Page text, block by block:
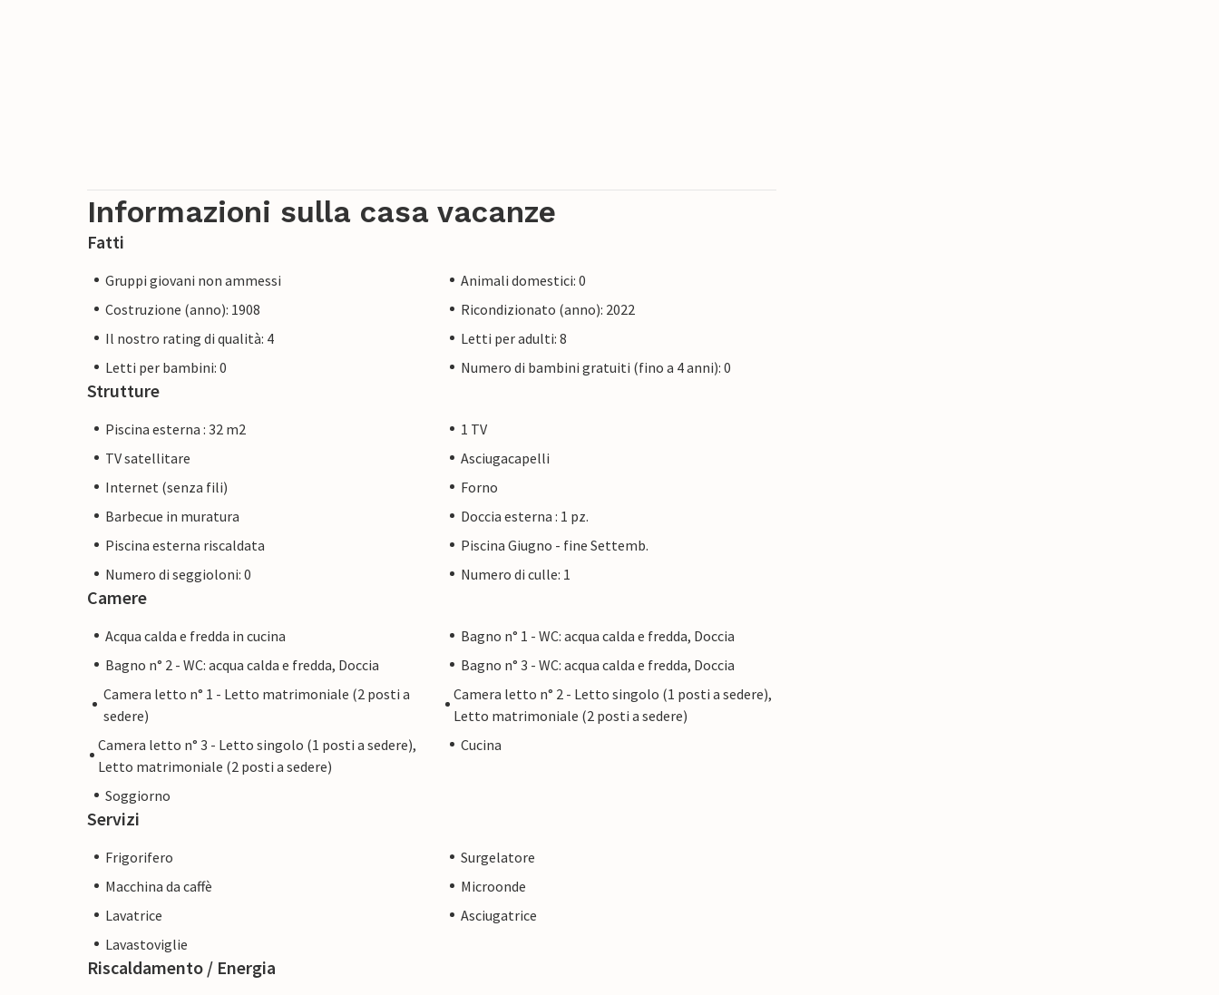
Informazioni sulla casa vacanze
Fatti
Gruppi giovani non ammessi
Animali domestici: 0
Costruzione (anno): 1908
Ricondizionato (anno): 2022
Il nostro rating di qualità: 4
Letti per adulti: 8
Letti per bambini: 0
Numero di bambini gratuiti (fino a 4 anni): 0
Strutture
Piscina esterna : 32 m2
1 TV
TV satellitare
Asciugacapelli
Internet (senza fili)
Forno
Barbecue in muratura
Doccia esterna : 1 pz.
Piscina esterna riscaldata
Piscina Giugno - fine Settemb.
Numero di seggioloni: 0
Numero di culle: 1
Camere
Acqua calda e fredda in cucina
Bagno n° 1 - WC: acqua calda e fredda, Doccia
Bagno n° 2 - WC: acqua calda e fredda, Doccia
Bagno n° 3 - WC: acqua calda e fredda, Doccia
Camera letto n° 1 - Letto matrimoniale (2 posti a
sedere)
Camera letto n° 2 - Letto singolo (1 posti a sedere),
Letto matrimoniale (2 posti a sedere)
Camera letto n° 3 - Letto singolo (1 posti a sedere),
Letto matrimoniale (2 posti a sedere)
Cucina
Soggiorno
Servizi
Frigorifero
Surgelatore
Macchina da caffè
Microonde
Lavatrice
Asciugatrice
Lavastoviglie
Riscaldamento / Energia